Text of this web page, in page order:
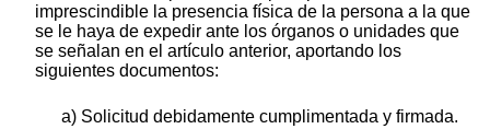
imprescindible la presencia física de la persona a la que
se le haya de expedir ante los órganos o unidades que
se señalan en el artículo anterior, aportando los
siguientes documentos:
a) Solicitud debidamente cumplimentada y firmada.